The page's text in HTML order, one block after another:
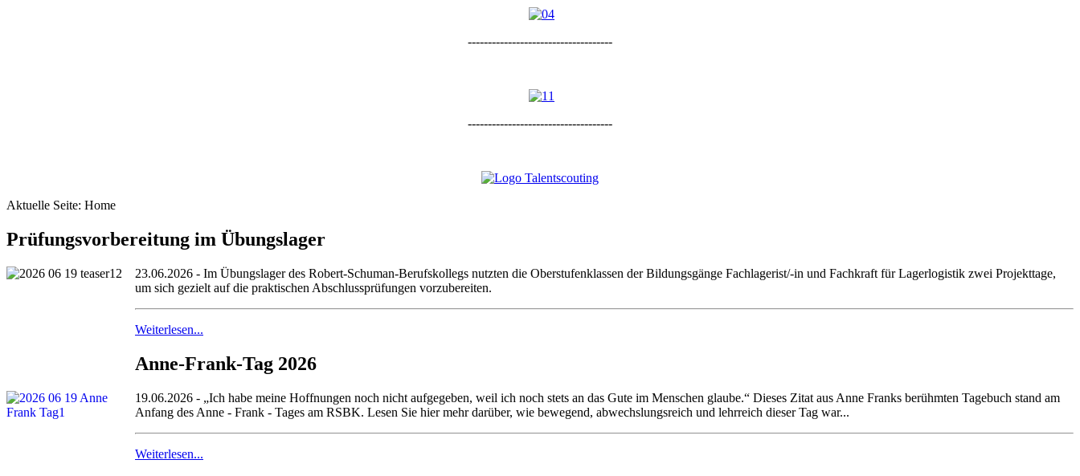
------------------------------------
------------------------------------
Aktuelle Seite: Home
Prüfungsvorbereitung im Übungslager
23.06.2026 - Im Übungslager des Robert-Schuman-Berufskollegs nutzten die Oberstufenklassen der Bildungsgänge Fachlagerist/-in und Fachkraft für Lagerlogistik zwei Projekttage,
um sich gezielt auf die praktischen Abschlussprüfungen vorzubereiten.
Weiterlesen...
Anne-Frank-Tag 2026
19.06.2026 - „Ich habe meine Hoffnungen noch nicht aufgegeben, weil ich noch stets an das Gute im Menschen glaube.“ Dieses Zitat aus Anne Franks berühmten Tagebuch stand am
Anfang des Anne - Frank - Tages am RSBK. Lesen Sie hier mehr darüber, wie bewegend, abwechslungsreich und lehrreich dieser Tag war...
Weiterlesen...